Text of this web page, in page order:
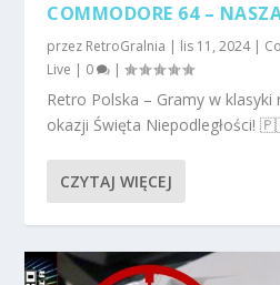
COMMODORE 64 –
przez RetroGralnia | lis 11, 2024|
Live | 0 |
Retro Polska – Gramy w
okazji Święta Niepodległości!
CZYTAJ WIĘCEJ